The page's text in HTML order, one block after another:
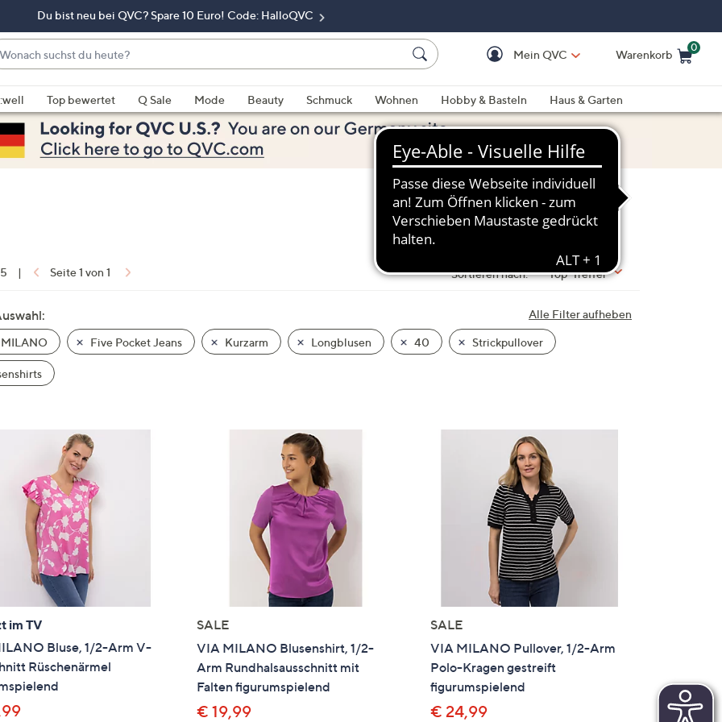
Du bist neu bei QVC? Spare 10 Euro! Code: HalloQVC
Mein QVC Warenkorb
0
Top bewertet Q Sale Mode Beauty Schmuck Wohnen Hobby & Basteln
Haus & Garten
| Seite 1 von 1 Sortieren nach: Top-Treffer
Alle Filter aufheben
Five Pocket Jeans Kurzarm Longblusen 40 Strickpullover
im TV
Bluse, 1/2-Arm V-
Rüschenärmel
SALE
VIA MILANO Blusenshirt, 1/2-
Arm Rundhalsausschnitt mit
Falten figurumspielend
€ 19,99
SALE
VIA MILANO Pullover, 1/2-Arm
Polo-Kragen gestreift
figurumspielend
€ 24,99